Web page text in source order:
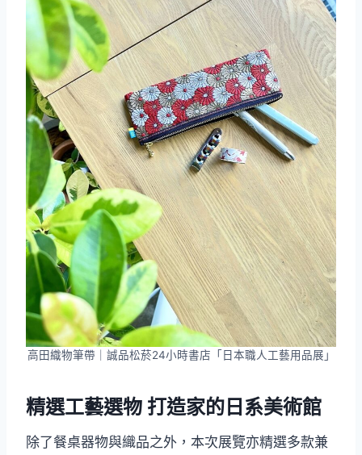
高田織物筆帶｜誠品松菸24小時書店「日本職人工藝用品展」
精選工藝選物 打造家的日系美術館
除了餐桌器物與織品之外，本次展覽亦精選多款兼